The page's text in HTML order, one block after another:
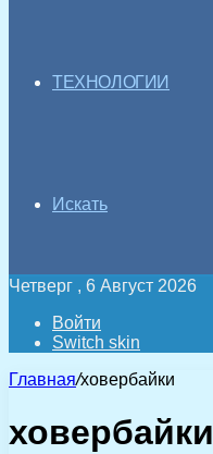
ТЕХНОЛОГИИ
Искать
Четверг , 6 Август 2026
Войти
Switch skin
Главная/ховербайки
ховербайки